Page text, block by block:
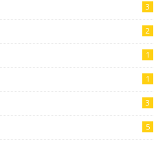
3
2
1
1
3
5